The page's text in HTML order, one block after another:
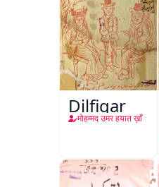
Dilfigar
मोहम्मद उमर हयात ख़ाँ